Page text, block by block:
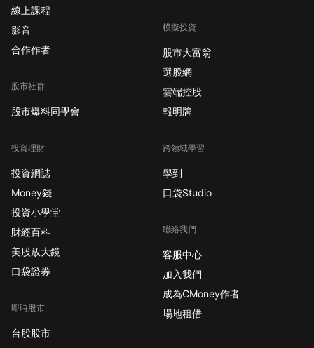
線上課程
影音
合作作者
股市社群
股市爆料同學會
投資理財
投資網誌
Money錢
投資小學堂
財經百科
美股放大鏡
口袋證券
即時股市
台股股市
模擬投資
股市大富翁
選股網
雲端控股
報明牌
跨領域學習
學到
口袋Studio
聯絡我們
客服中心
加入我們
成為CMoney作者
場地租借